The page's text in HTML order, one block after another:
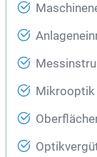
Mikrooptik